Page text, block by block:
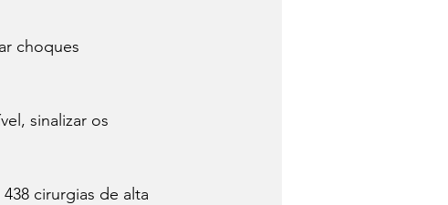
choques
sinalizar os
cirurgias de alta